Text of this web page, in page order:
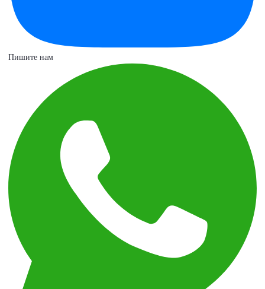
Пишите нам